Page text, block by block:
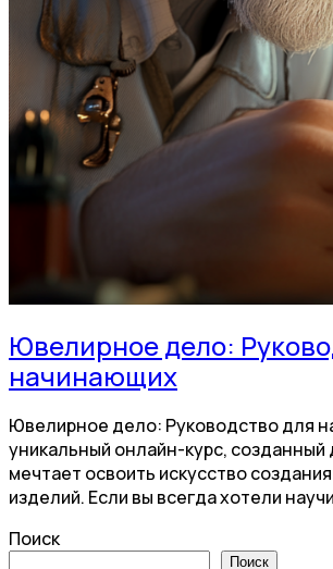
Ювелирное дело:
начинающих
Ювелирное дело: Руководство для
уникальный онлайн-курс, созданный
мечтает освоить искусство
изделий. Если вы всегда хотели
Поиск
Поиск